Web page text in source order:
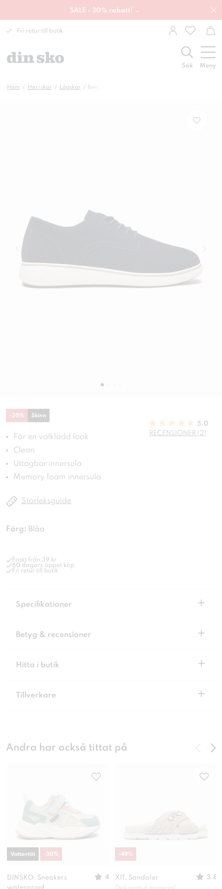
SALE - 30% rabatt! →
Fri retur till butik
Sök Meny
Hem Herrskor Lågskor Ben
-30% Skinn
För en välklädd look
Clean
Uttagbar innersula
Memory foam innersula
5.0
RECENSIONER (2)
Storleksguide
Färg: Blåa
Frakt från 39 kr
60 dagars öppet köp
Fri retur till butik
Specifikationer +
Betyg & recensioner +
Hitta i butik +
Tillverkare +
Andra har också tittat på
DINSKO, Sneakers
4
Vattentät -30%
XIT, Sandaler
3.8
-49%